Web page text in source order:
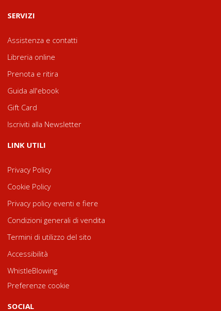
SERVIZI
Assistenza e contatti
Libreria online
Prenota e ritira
Guida all'ebook
Gift Card
Iscriviti alla Newsletter
LINK UTILI
Privacy Policy
Cookie Policy
Privacy policy eventi e fiere
Condizioni generali di vendita
Termini di utilizzo del sito
Accessibilità
WhistleBlowing
Preferenze cookie
SOCIAL